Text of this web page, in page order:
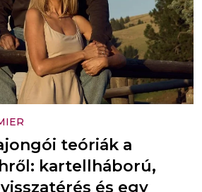
teóriák a
kartellháború,
és egy